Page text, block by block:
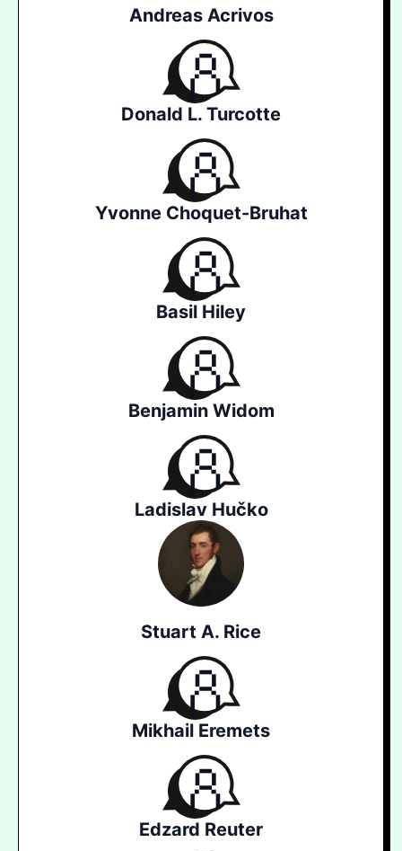
Andreas Acrivos
Donald L. Turcotte
Yvonne Choquet-Bruhat
Basil Hiley
Benjamin Widom
Ladislav Hučko
Stuart A. Rice
Mikhail Eremets
Edzard Reuter